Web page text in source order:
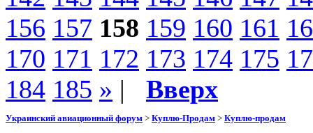
156 157 158 159 160 161
170 171 172 173 174 175
184 185 » | Вверх
Украинский авиационный форум > Куплю-Продам > Куплю-продам